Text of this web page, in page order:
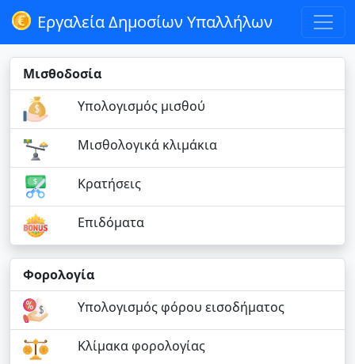
Εργαλεία Δημοσίων Υπαλλήλων
Μισθοδοσία
Υπολογισμός μισθού
Μισθολογικά κλιμάκια
Κρατήσεις
Επιδόματα
Φορολογία
Υπολογισμός φόρου εισοδήματος
Κλίμακα φορολογίας